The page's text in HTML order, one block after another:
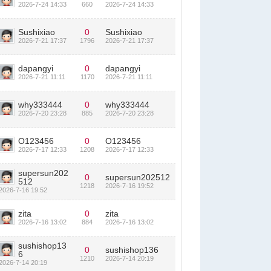
2026-7-24 14:33 660 2026-7-24 14:33
Sushixiao
2026-7-21 17:37
0
1796
Sushixiao
2026-7-21 17:37
dapangyi
2026-7-21 11:11
0
1170
dapangyi
2026-7-21 11:11
why333444
2026-7-20 23:28
0
885
why333444
2026-7-20 23:28
O123456
2026-7-17 12:33
0
1208
O123456
2026-7-17 12:33
supersun202
512
7-16 19:52
0
1218
supersun202512
2026-7-16 19:52
zita
2026-7-16 13:02
0
884
zita
2026-7-16 13:02
sushishop13
6
7-14 20:19
0
1210
sushishop136
2026-7-14 20:19